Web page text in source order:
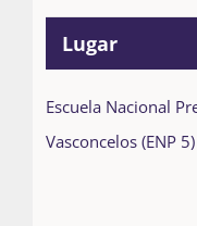
Lugar
Escuela Nacional
Vasconcelos (ENP 5)